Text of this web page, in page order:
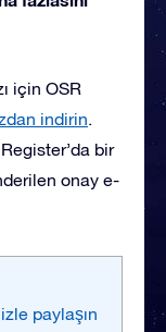
için OSR
indirin.
bir
onay e-
paylaşın